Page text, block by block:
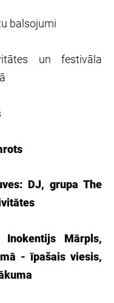
balsojumi
un festivāla
DJ, grupa The
Inokentijs Mārpls,
- īpašais viesis,